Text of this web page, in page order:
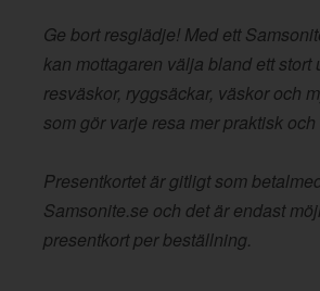
Ge bort resglädje! Med ett
kan mottagaren välja bland ett stort
resväskor, ryggsäckar, väskor och
som gör varje resa mer praktisk och
Presentkortet är gitligt som
Samsonite.se och det är endast
presentkort per beställning.